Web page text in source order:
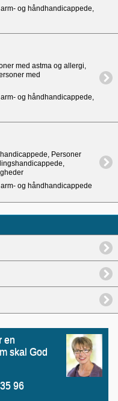
og håndhandicappede,
med astma og allergi,
med
og håndhandicappede,
Personer
og håndhandicappede
en
skal God
96